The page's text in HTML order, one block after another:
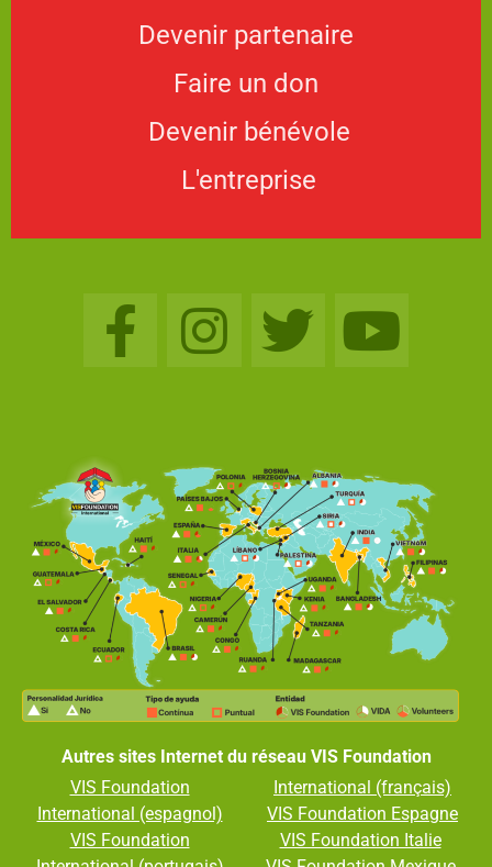
Devenir partenaire
Faire un don
Devenir bénévole
L'entreprise
Autres sites Internet du réseau VIS Foundation
VIS Foundation
International (espagnol)
VIS Foundation
International (français)
VIS Foundation Espagne
VIS Foundation Italie